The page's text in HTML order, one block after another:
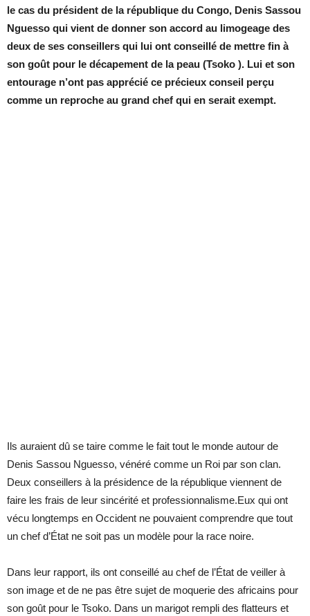
le cas du président de la république du Congo, Denis Sassou
Nguesso qui vient de donner son accord au limogeage des
deux de ses conseillers qui lui ont conseillé de mettre fin à
son goût pour le décapement de la peau (Tsoko ). Lui et son
entourage n’ont pas apprécié ce précieux conseil perçu
comme un reproche au grand chef qui en serait exempt.
Ils auraient dû se taire comme le fait tout le monde autour de
Denis Sassou Nguesso, vénéré comme un Roi par son clan.
Deux conseillers à la présidence de la république viennent de
faire les frais de leur sincérité et professionnalisme.Eux qui ont
vécu longtemps en Occident ne pouvaient comprendre que tout
un chef d’État ne soit pas un modèle pour la race noire.
Dans leur rapport, ils ont conseillé au chef de l’État de veiller à
son image et de ne pas être sujet de moquerie des africains pour
son goût pour le Tsoko. Dans un marigot rempli des flatteurs et